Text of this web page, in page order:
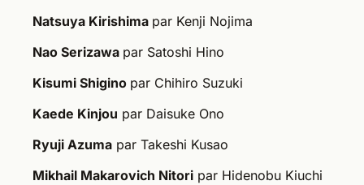
Natsuya Kirishima par Kenji Nojima
Nao Serizawa par Satoshi Hino
Kisumi Shigino par Chihiro Suzuki
Kaede Kinjou par Daisuke Ono
Ryuji Azuma par Takeshi Kusao
Mikhail Makarovich Nitori par Hidenobu Kiuchi